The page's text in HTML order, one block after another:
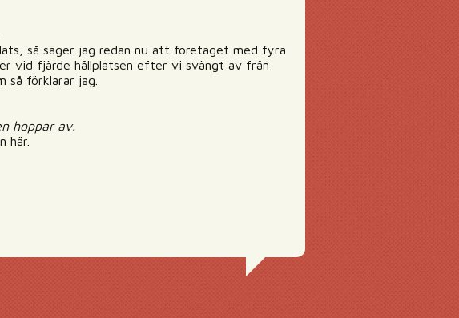
så säger jag redan nu att företaget med fyra
vid fjärde hållplatsen efter vi svängt av från
så förklarar jag.
hoppar av.
här.